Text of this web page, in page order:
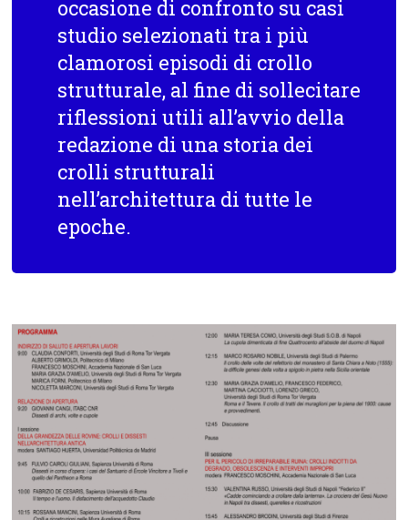
occasione di confronto su casi
studio selezionati tra i più
clamorosi episodi di crollo
strutturale, al fine di sollecitare
riflessioni utili all’avvio della
redazione di una storia dei
crolli strutturali
nell’architettura di tutte le
epoche.